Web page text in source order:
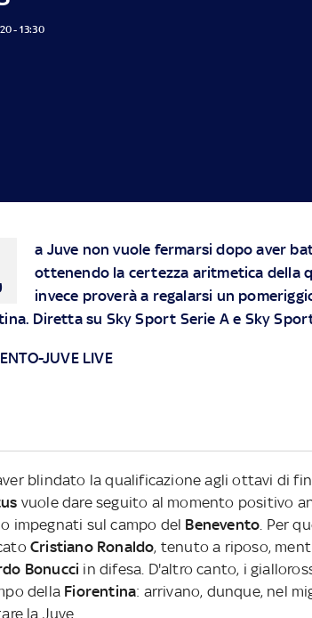
- 13:30
a Juve non vuole fermarsi dopo aver
ottenendo la certezza aritmetica della
invece proverà a regalarsi un
Diretta su Sky Sport Serie A e Sky
JUVE LIVE
blindato la qualificazione agli ottavi di
vuole dare seguito al momento positivo
impegnati sul campo del Benevento. Per
Cristiano Ronaldo, tenuto a riposo,
Bonucci in difesa. D'altro canto, i
della Fiorentina: arrivano, dunque, nel
la Juve.